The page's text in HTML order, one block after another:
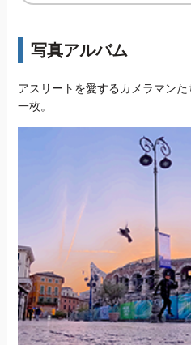
写真アルバム
アスリートを愛するカメラマン
一枚。